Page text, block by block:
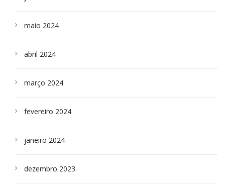
maio 2024
abril 2024
março 2024
fevereiro 2024
janeiro 2024
dezembro 2023